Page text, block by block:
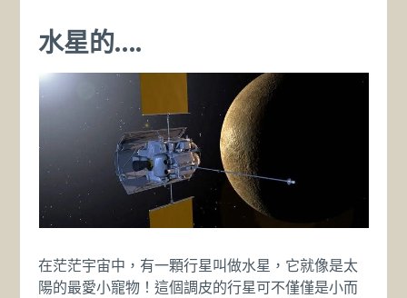
水星的….
在茫茫宇宙中，有一顆行星叫做水星，它就像是太
陽的最愛小寵物！這個調皮的行星可不僅僅是小而